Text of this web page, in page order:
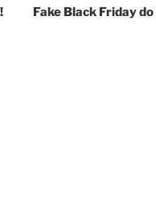
Fake Black Friday